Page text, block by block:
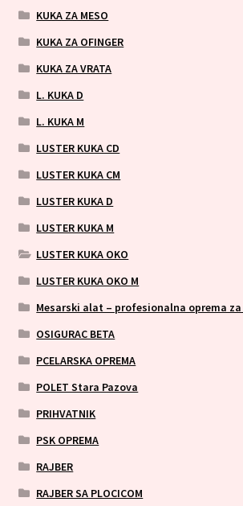
KUKA ZA MESO
KUKA ZA OFINGER
KUKA ZA VRATA
L. KUKA D
L. KUKA M
LUSTER KUKA CD
LUSTER KUKA CM
LUSTER KUKA D
LUSTER KUKA M
LUSTER KUKA OKO
LUSTER KUKA OKO M
Mesarski alat – profesionalna oprema
OSIGURAC BETA
PCELARSKA OPREMA
POLET Stara Pazova
PRIHVATNIK
PSK OPREMA
RAJBER
RAJBER SA PLOCICOM